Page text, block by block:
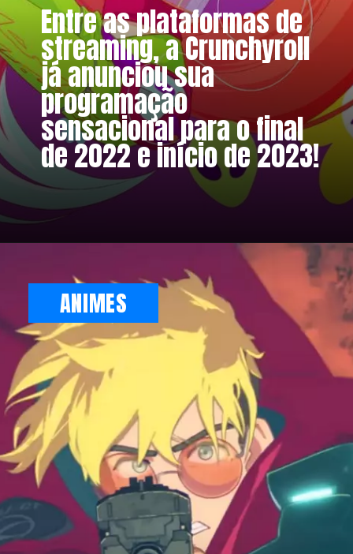
Entre as plataformas de
streaming, a Crunchyroll
já anunciou sua
programação
sensacional para o final
de 2022 e início de 2023!
ANIMES